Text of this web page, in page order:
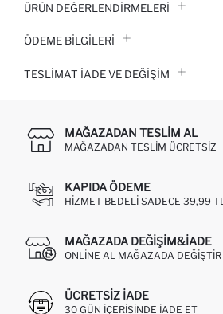
ÜRÜN DEĞERLENDİRMELERİ
ÖDEME BİLGİLERİ
TESLIMAT İADE VE DEĞIŞIM
MAĞAZADAN TESLIM AL
MAĞAZADAN TESLIM ÜCRETSIZ
KAPIDA ÖDEME
HIZMET BEDELI SADECE 39,99 TL
MAĞAZADA DEĞIŞIM&İADE
ONLINE AL MAĞAZADA DEĞIŞTIR
ÜCRETSIZ IADE
30 GÜN IÇERISINDE IADE ET